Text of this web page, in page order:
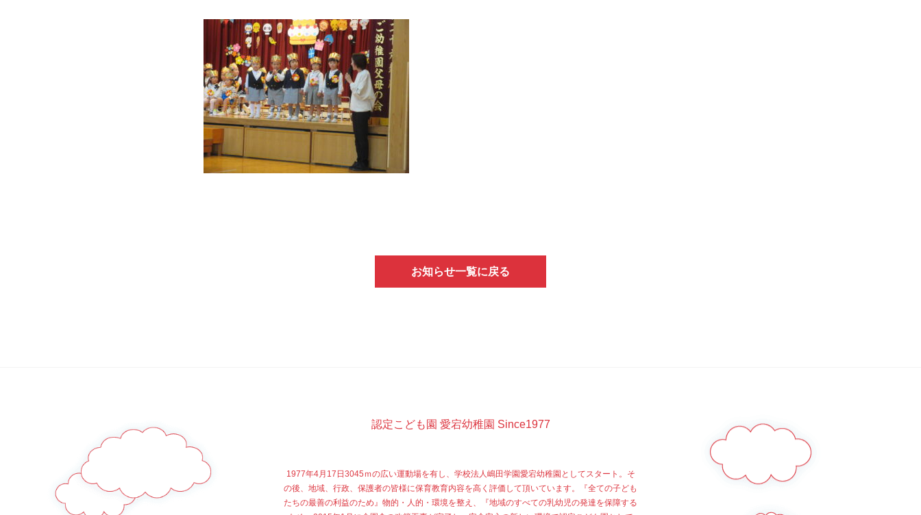
お知らせ一覧に戻る
認定こども園 愛宕幼稚園 Since1977
1977年4月17日3045ｍの広い運動場を有し、学校法人嶋田学園愛宕幼稚園としてスタート。そ
の後、地域、行政、保護者の皆様に保育教育内容を高く評価して頂いています。『全ての子ども
たちの最善の利益のため』物的・人的・環境を整え、『地域のすべての乳幼児の発達を保障する